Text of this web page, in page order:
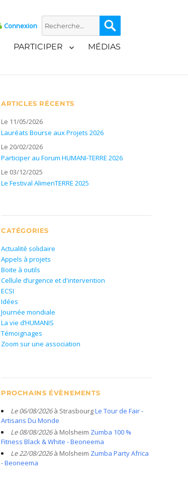
Connexion
Recherche
pour :
PARTICIPER MÉDIAS
ARTICLES RÉCENTS
Le 11/05/2026
Lauréats Bourse aux Projets 2026
Le 20/02/2026
Participer au Forum HUMANI-TERRE 2026
Le 03/12/2025
Le Festival AlimenTERRE 2025
CATÉGORIES
Actualité solidaire
Appels à projets
Boite à outils
Cellule d’urgence et d'intervention
ECSI
Idées
Journée mondiale
La vie d’HUMANIS
Témoignages
Zoom sur une association
PROCHAINS ÉVÈNEMENTS
Le 06/08/2026à StrasbourgLe Tour de Fair -
Artisans Du Monde
Le 08/08/2026à Molsheim Zumba 100 %
Fitness Black & White - Beoneema
Le 22/08/2026à Molsheim Zumba Party Africa
- Beoneema